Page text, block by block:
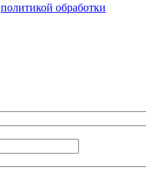
политикой обработки